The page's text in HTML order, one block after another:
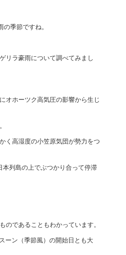
季節ですね。
リラ豪雨について調べてみまし
オホーツク高気圧の影響から生じ
く高湿度の小笠原気団が勢力をつ
列島の上でぶつかり合って停滞
のであることもわかっています。
ーン（季節風）の開始日とも大